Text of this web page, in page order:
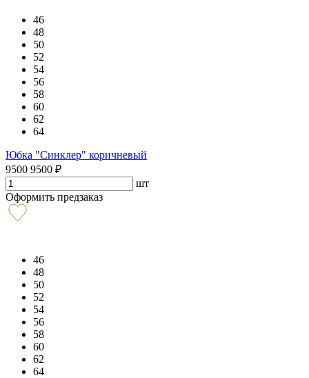
46
48
50
52
54
56
58
60
62
64
Юбка "Синклер" коричневый
9500 9500 ₽
шт
Оформить предзаказ
46
48
50
52
54
56
58
60
62
64